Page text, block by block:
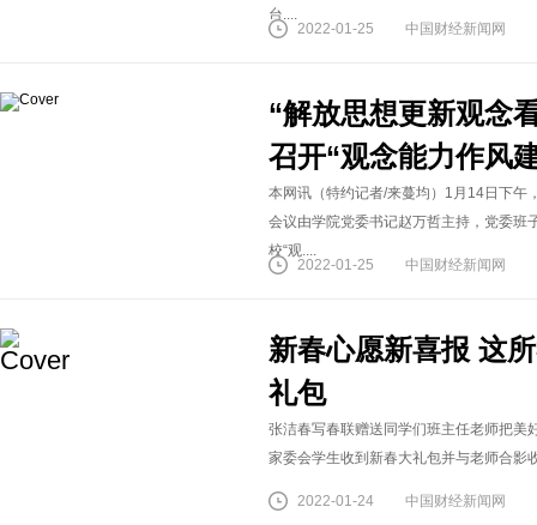
台....
2022-01-25
中国财经新闻网
“解放思想更新观念
召开“观念能力作风
本网讯（特约记者/来蔓均）1月14日下午
会议由学院党委书记赵万哲主持，党委班
校“观....
2022-01-25
中国财经新闻网
新春心愿新喜报 这
礼包
张洁春写春联赠送同学们班主任老师把美
家委会学生收到新春大礼包并与老师合影
2022-01-24 中国财经新闻网